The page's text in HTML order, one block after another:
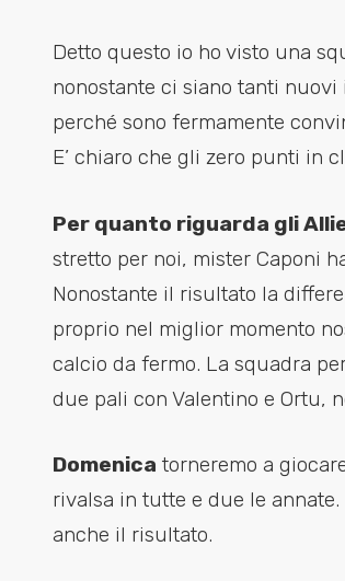
Detto questo io ho visto una
nonostante ci siano tanti
perché sono fermamente
E’ chiaro che gli zero punti in
Per quanto riguarda gli
stretto per noi, mister Caponi
Nonostante il risultato la
proprio nel miglior momento
calcio da fermo. La squadra
due pali con Valentino e Ortu,
Domenica torneremo a
rivalsa in tutte e due le
anche il risultato.